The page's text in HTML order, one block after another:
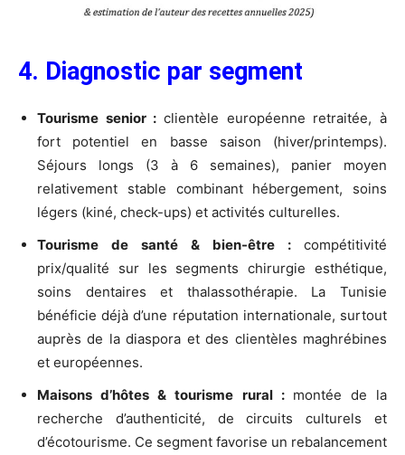
4. Diagnostic par segment
Tourisme senior : clientèle européenne retraitée, à
fort potentiel en basse saison (hiver/printemps).
Séjours longs (3 à 6 semaines), panier moyen
relativement stable combinant hébergement, soins
légers (kiné, check-ups) et activités culturelles.
Tourisme de santé & bien-être : compétitivité
prix/qualité sur les segments chirurgie esthétique,
soins dentaires et thalassothérapie. La Tunisie
bénéficie déjà d’une réputation internationale, surtout
auprès de la diaspora et des clientèles maghrébines
et européennes.
Maisons d’hôtes & tourisme rural : montée de la
recherche d’authenticité, de circuits culturels et
d’écotourisme. Ce segment favorise un rebalancement